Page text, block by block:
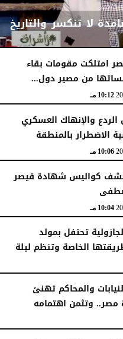
لا تنكسر والتاريخ
امتلكت مقومات بقاء
من مصير دول...
10:12 مـ
الردع والإنهاك العسكري
الاضطرار بالمنطقة
10:06 مـ
كواليس شهادة قيصر
10:04 مـ
تحتفل بمولد
الخاصة وتنظم ليلة
والمحاكم تهنئ
وتثمن اهتمامه